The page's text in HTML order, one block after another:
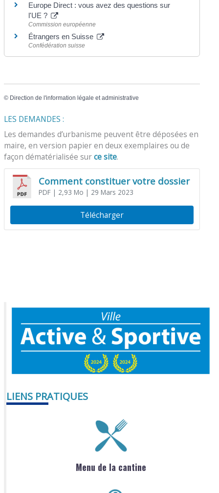
Europe Direct : vous avez des questions sur
l'UE ?
Commission européenne
Étrangers en Suisse
Confédération suisse
© Direction de l'information légale et administrative
LES DEMANDES :
Les demandes d’urbanisme peuvent être déposées en
maire, en version papier en deux exemplaires ou de
façon dématérialisée surce site.
Comment constituer votre dossier
PDF| 2,93 Mo | 29 Mars 2023
Télécharger
LIENS PRATIQUES
Menu de la cantine